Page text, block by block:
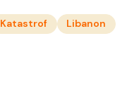
Katastrof Libanon